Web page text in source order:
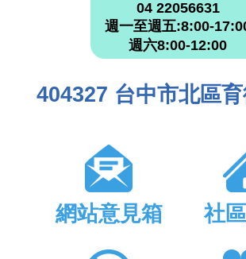
04 22056631
週一至週五:8:00-
週六8:00-12:00
404327 台中市北區
網站意見箱 社